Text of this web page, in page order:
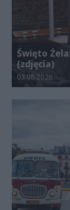
Święto
(zdjęcia)
Data dodania
03.08.2026